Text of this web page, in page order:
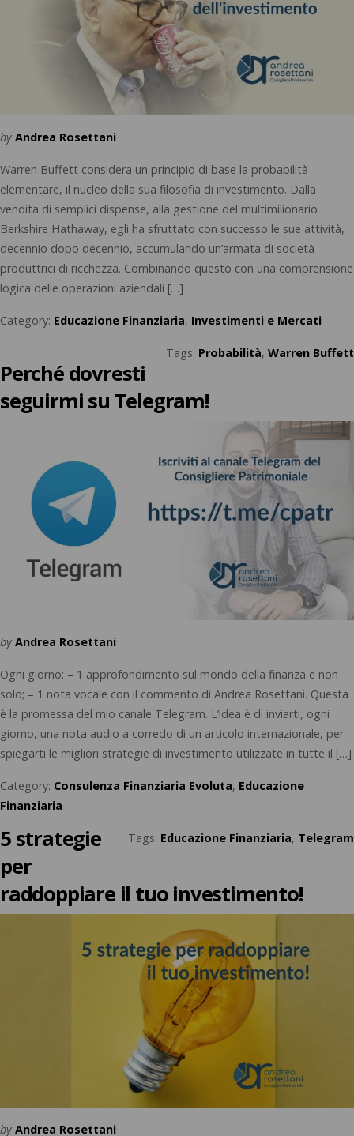
by Andrea Rosettani
Warren Buffett considera un principio di base la probabilità
elementare, il nucleo della sua filosofia di investimento. Dalla
vendita di semplici dispense, alla gestione del multimilionario
Berkshire Hathaway, egli ha sfruttato con successo le sue attività,
decennio dopo decennio, accumulando un’armata di società
produttrici di ricchezza. Combinando questo con una comprensione
logica delle operazioni aziendali […]
Category: Educazione Finanziaria, Investimenti e Mercati
Tags: Probabilità, Warren Buffett
Perché dovresti
seguirmi su Telegram!
by Andrea Rosettani
Ogni giorno: – 1 approfondimento sul mondo della finanza e non
solo; – 1 nota vocale con il commento di Andrea Rosettani. Questa
è la promessa del mio canale Telegram. L’idea è di inviarti, ogni
giorno, una nota audio a corredo di un articolo internazionale, per
spiegarti le migliori strategie di investimento utilizzate in tutte il […]
Category: Consulenza Finanziaria Evoluta, Educazione
Finanziaria
Tags: Educazione Finanziaria, Telegram
5 strategie
per
raddoppiare il tuo investimento!
by Andrea Rosettani